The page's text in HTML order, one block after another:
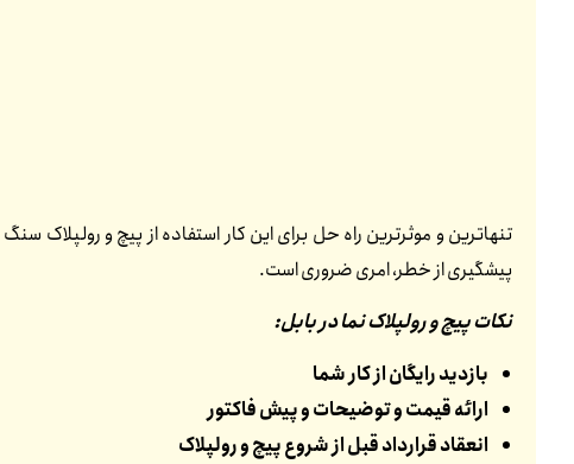
تنهاترین و موثرترین راه حل برای این کار استفاده از پیچ و
پیشگیری از خطر، امری ضروری است.
نکات پیچ و رولپلاک نما در بابل:
بازدید رایگان از کار شما
ارائه قیمت و توضیحات و پیش فاکتور
انعقاد قرارداد قبل از شروع پیچ و رولپلاک